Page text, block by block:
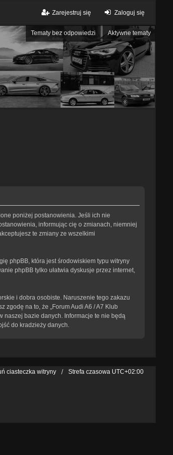
Zaloguj się
Zarejestruj się
Tematy bez odpowiedzi Aktywne tematy
poniżej postanowienia. Jeśli ich nie
informując cię o zmianach, niemniej
te zmiany ze wszelkimi
phpBB, która jest środowiskiem typu witryny
phpBB tylko ułatwia dyskusje przez internet,
i dobra osobiste. Naruszenie tego zakazu
na to, że „Forum Audi A6 / A7 Klub
naszej bazie danych. Informacje te nie będą
do kradzieży danych.
ciasteczka witryny Strefa czasowa UTC+02:00